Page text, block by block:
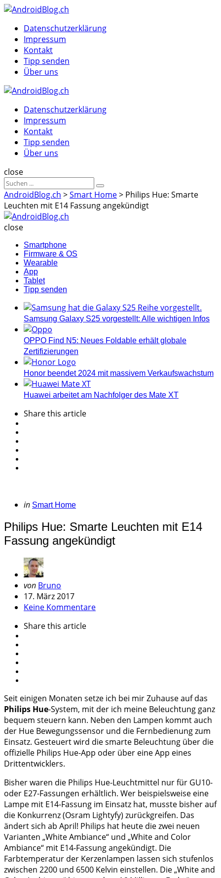
Menu
MenuDatenschutzerklärung
Impressum
Kontakt
Tipp senden
Über uns
Datenschutzerklärung
Impressum
Kontakt
Tipp senden
Über uns
Suche
close
Sucheergebnisse
für
Suche
AndroidBlog.ch >Smart Home> Philips Hue: Smarte
Leuchten mit E14 Fassung angekündigt
close
Smartphone
Firmware & OS
Wearable
App
Tablet
Tipp senden
Samsung Galaxy S25 vorgestellt: Alle wichtigen Infos
OPPO Find N5: Neues Foldable erhält globale
Zertifizierungen
Honor beendet 2024 mit massivem Verkaufswachstum
Huawei arbeitet am Nachfolger des Mate XT
Sharethis article
Categories
Posted
in Smart Home
Philips Hue: Smarte Leuchten mit E14
Fassung angekündigt
Geschrieben
von
von Bruno
17. März 2017
Keine Kommentare
Sharethis article
Seit einigen Monaten setze ich bei mir Zuhause auf das
Philips Hue-System, mit der ich meine Beleuchtung ganz
bequem steuern kann. Neben den Lampen kommt auch
der Hue Bewegungssensor und die Fernbedienung zum
Einsatz. Gesteuert wird die smarte Beleuchtung über die
offizielle Philips Hue-App oder über eine App eines
Drittentwicklers.
Bisher waren die Philips Hue-Leuchtmittel nur für GU10-
oder E27-Fassungen erhältlich. Wer beispielsweise eine
Lampe mit E14-Fassung im Einsatz hat, musste bisher auf
die Konkurrenz (Osram Lightyfy) zurückgreifen. Das
ändert sich ab April! Philips hat heute die zwei neuen
Varianten „White Ambiance“ und „White and Color
Ambiance“ mit E14-Fassung angekündigt. Die
Farbtemperatur der Kerzenlampen lassen sich stufenlos
zwischen 2200 und 6500 Kelvin einstellen. Die „White and